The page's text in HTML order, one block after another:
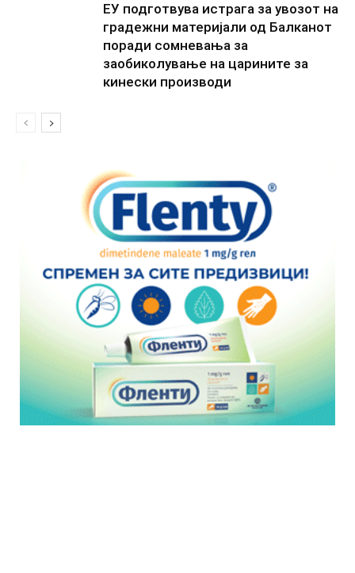
ЕУ подготвува истрага за увозот на
градежни материјали од Балканот
поради сомневања за
заобиколување на царините за
кинески производи